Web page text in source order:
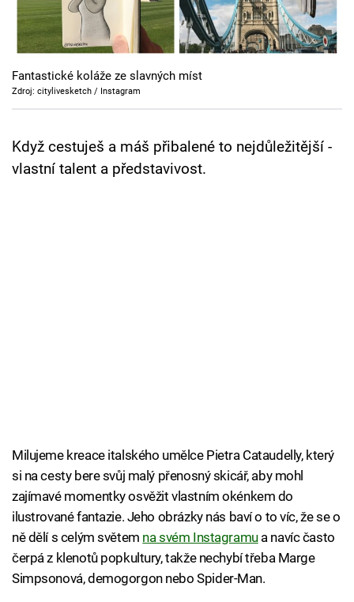
Cool Esport
Pořady
TV Program
Fantastické koláže ze slavných míst
Zdroj: citylivesketch / Instagram
Když cestuješ a máš přibalené to nejdůležitější -
vlastní talent a představivost.
Milujeme kreace italského umělce Pietra Cataudelly, který
si na cesty bere svůj malý přenosný skicář, aby mohl
zajímavé momentky osvěžit vlastním okénkem do
ilustrované fantazie. Jeho obrázky nás baví o to víc, že se o
ně dělí s celým světem na svém Instagramua navíc často
čerpá z klenotů popkultury, takže nechybí třeba Marge
Simpsonová, demogorgon nebo Spider-Man.